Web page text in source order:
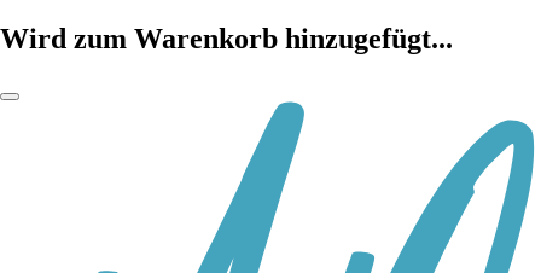
Wird zum Warenkorb hinzugefügt...